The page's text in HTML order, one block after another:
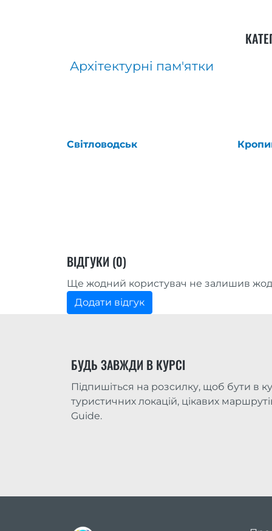
Архітектурні пам'ятки
Світловодськ
ВІДГУКИ (0)
Ще жодний користувач не залишив
Додати відгук
БУДЬ ЗАВЖДИ В КУРСІ
Підпишіться на розсилку, щоб бути в
туристичних локацій, цікавих
Guide.